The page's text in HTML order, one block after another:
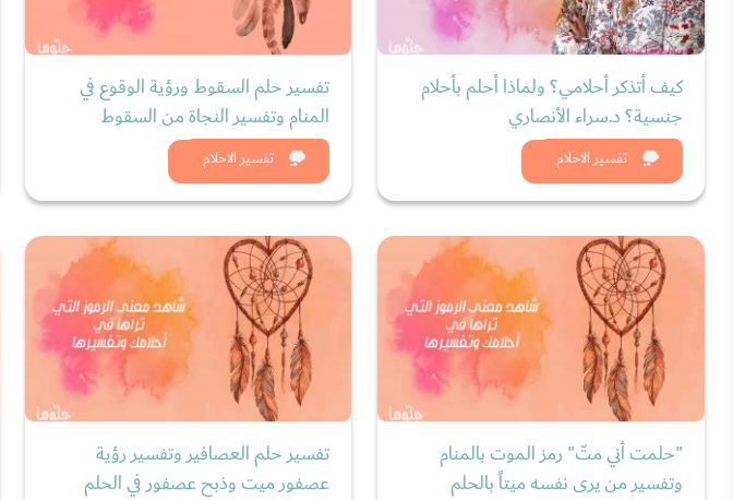
تفسير الاحلام
كيف أتذكر أحلامي؟ ولماذا أحلم بأحلام
جنسية؟ د.سراء الأنصاري
شاهد الان
تفسير الاحلام
تفسير حلم السقوط ورؤية الوقوع في
المنام وتفسير النجاة من السقوط
شاهد الان
"حلمت أني متّ" رمز الموت بالمنام
وتفسير من يرى نفسه ميتاً بالحلم
تفسير حلم العصافير وتفسير رؤية
عصفور ميت وذبح عصفور في الحلم